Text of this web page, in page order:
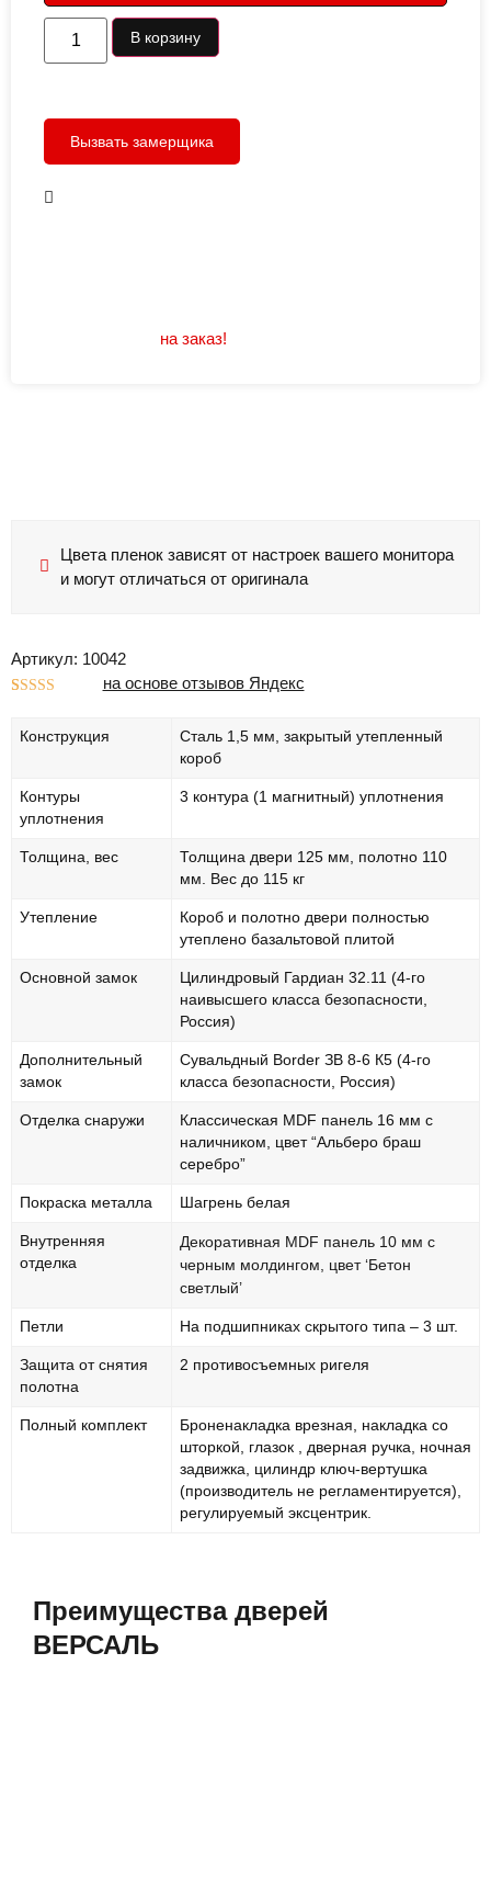
Артикул: 10042
основе
на основе отзывов Яндекс
Конструкция
Сталь 1,5 мм, закрытый утепленный
короб
Контуры
уплотнения
3 контура (1 магнитный) уплотнения
Толщина, вес
Толщина двери 125 мм, полотно 110
мм. Вес до 115 кг
Утепление
Короб и полотно двери полностью
утеплено базальтовой плитой
Основной замок
Цилиндровый Гардиан 32.11 (4-го
наивысшего класса безопасности,
Россия)
Дополнительный
замок
Сувальдный Border ЗВ 8-6 К5 (4-го
класса безопасности, Россия)
Отделка снаружи
Классическая MDF панель 16 мм с
наличником, цвет “Альберо браш
серебро”
Покраска металла Шагрень белая
Внутренняя
отделка
Декоративная MDF панель 10 мм с
черным молдингом, цвет ‘Бетон
светлый’
Петли На подшипниках скрытого типа – 3 шт.
Защита от снятия
полотна
2 противосъемных ригеля
Полный комплект
Броненакладка врезная, накладка со
шторкой, глазок , дверная ручка, ночная
задвижка, цилиндр ключ-вертушка
(производитель не регламентируется),
регулируемый эксцентрик.
В корзину
Вызвать замерщика
на заказ!
Цвета пленок зависят от настроек вашего монитора
и могут отличаться от оригинала
Преимущества дверей
ВЕРСАЛЬ